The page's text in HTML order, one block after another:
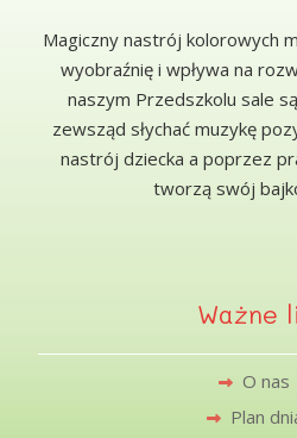
Magiczny nastrój kolorowych
wyobraźnię i wpływa na
naszym Przedszkolu sale
zewsząd słychać muzykę
nastrój dziecka a poprzez
tworzą swój
Ważne
O nas
Plan